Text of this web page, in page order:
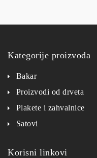
Kategorije proizvoda
Bakar
Proizvodi od drveta
Plakete i zahvalnice
Satovi
Korisni linkovi